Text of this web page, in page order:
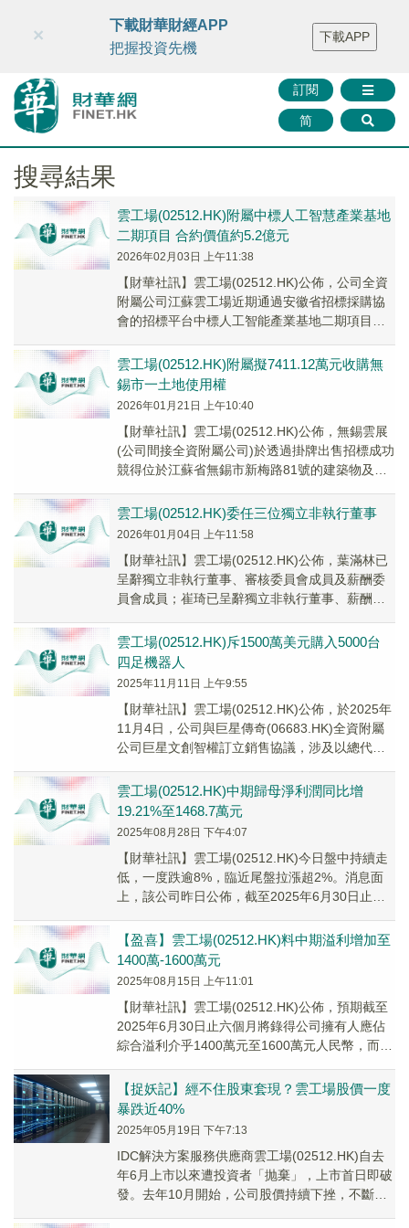
財華智庫網 FINTV FINMETA 財華證券 媒體矩陣
智庫沙龍
聯絡我們
訂閱
简
×
下載財華財經APP
把握投資先機
下載APP
搜尋結果
雲工場(02512.HK)附屬中標人工智慧產業基地
二期項目 合約價值約5.2億元
2026年02月03日 上午11:38
​【財華社訊】雲工場(02512.HK)公佈，公司全資
附屬公司江蘇雲工場近期通過安徽省招標採購協
會的招標平台中標人工智能產業基地二期項目。
雲工場(02512.HK)附屬擬7411.12萬元收購無
錫市一土地使用權
2026年01月21日 上午10:40
【財華社訊】雲工場(02512.HK)公佈，無錫雲展
(公司間接全資附屬公司)於透過掛牌出售招標成功
競得位於江蘇省無錫市新梅路81號的建築物及地
雲工場(02512.HK)委任三位獨立非執行董事
2026年01月04日 上午11:58
【財華社訊】雲工場(02512.HK)公佈，葉滿林已
呈辭獨立非執行董事、審核委員會成員及薪酬委
員會成員；崔琦已呈辭獨立非執行董事、薪酬委
竑...
雲工場(02512.HK)斥1500萬美元購入5000台
四足機器人
2025年11月11日 上午9:55
【財華社訊】雲工場(02512.HK)公佈，於2025年
11月4日，公司與巨星傳奇(06683.HK)全資附屬
公司巨星文創智權訂立銷售協議，涉及以總代價
雲工場(02512.HK)中期歸母淨利潤同比增
19.21%至1468.7萬元
2025年08月28日 下午4:07
【財華社訊】雲工場(02512.HK)今日盤中持續走
低，一度跌逾8%，臨近尾盤拉漲超2%。消息面
上，該公司昨日公佈，截至2025年6月30日止六
【盈喜】雲工場(02512.HK)料中期溢利增加至
1400萬-1600萬元
2025年08月15日 上午11:01
【財華社訊】雲工場(02512.HK)公佈，預期截至
2025年6月30日止六個月將錄得公司擁有人應佔
綜合溢利介乎1400萬元至1600萬元人民幣，而
【捉妖記】經不住股東套現？雲工場股價一度
暴跌近40%
2025年05月19日 下午7:13
IDC解決方案服務供應商雲工場(02512.HK)自去
年6月上市以來遭投資者「抛棄」，上市首日即破
發。去年10月開始，公司股價持續下挫，不斷刷